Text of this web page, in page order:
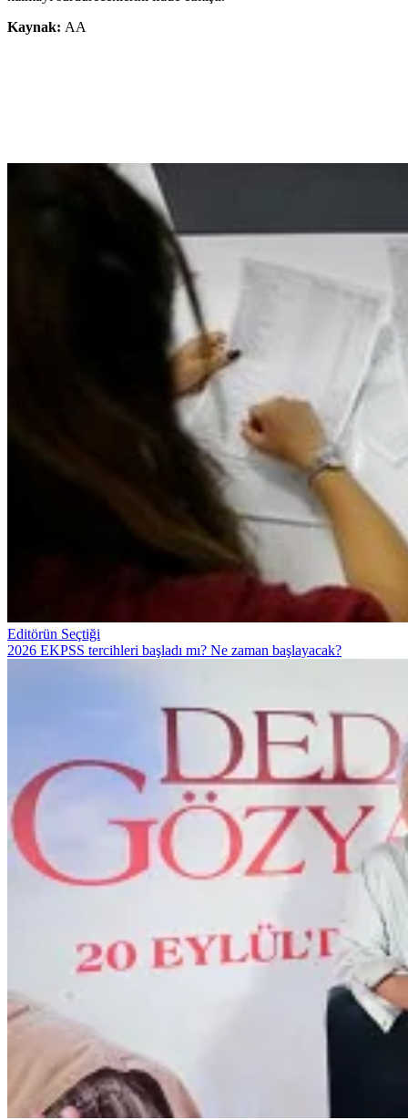
Kaynak: AA
Editörün Seçtiği
2026 EKPSS tercihleri başladı mı? Ne zaman başlayacak?